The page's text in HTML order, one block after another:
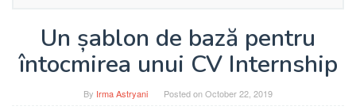
Un șablon de bază pentru
întocmirea unui CV Internship
By Irma Astryani Posted onOctober 22, 2019